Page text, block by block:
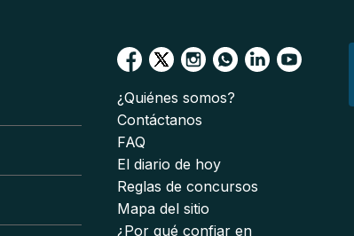
¿Quiénes somos?
Contáctanos
FAQ
El diario de hoy
Reglas de concursos
Mapa del sitio
¿Por qué confiar en